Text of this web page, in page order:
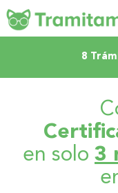
8
en solo 3